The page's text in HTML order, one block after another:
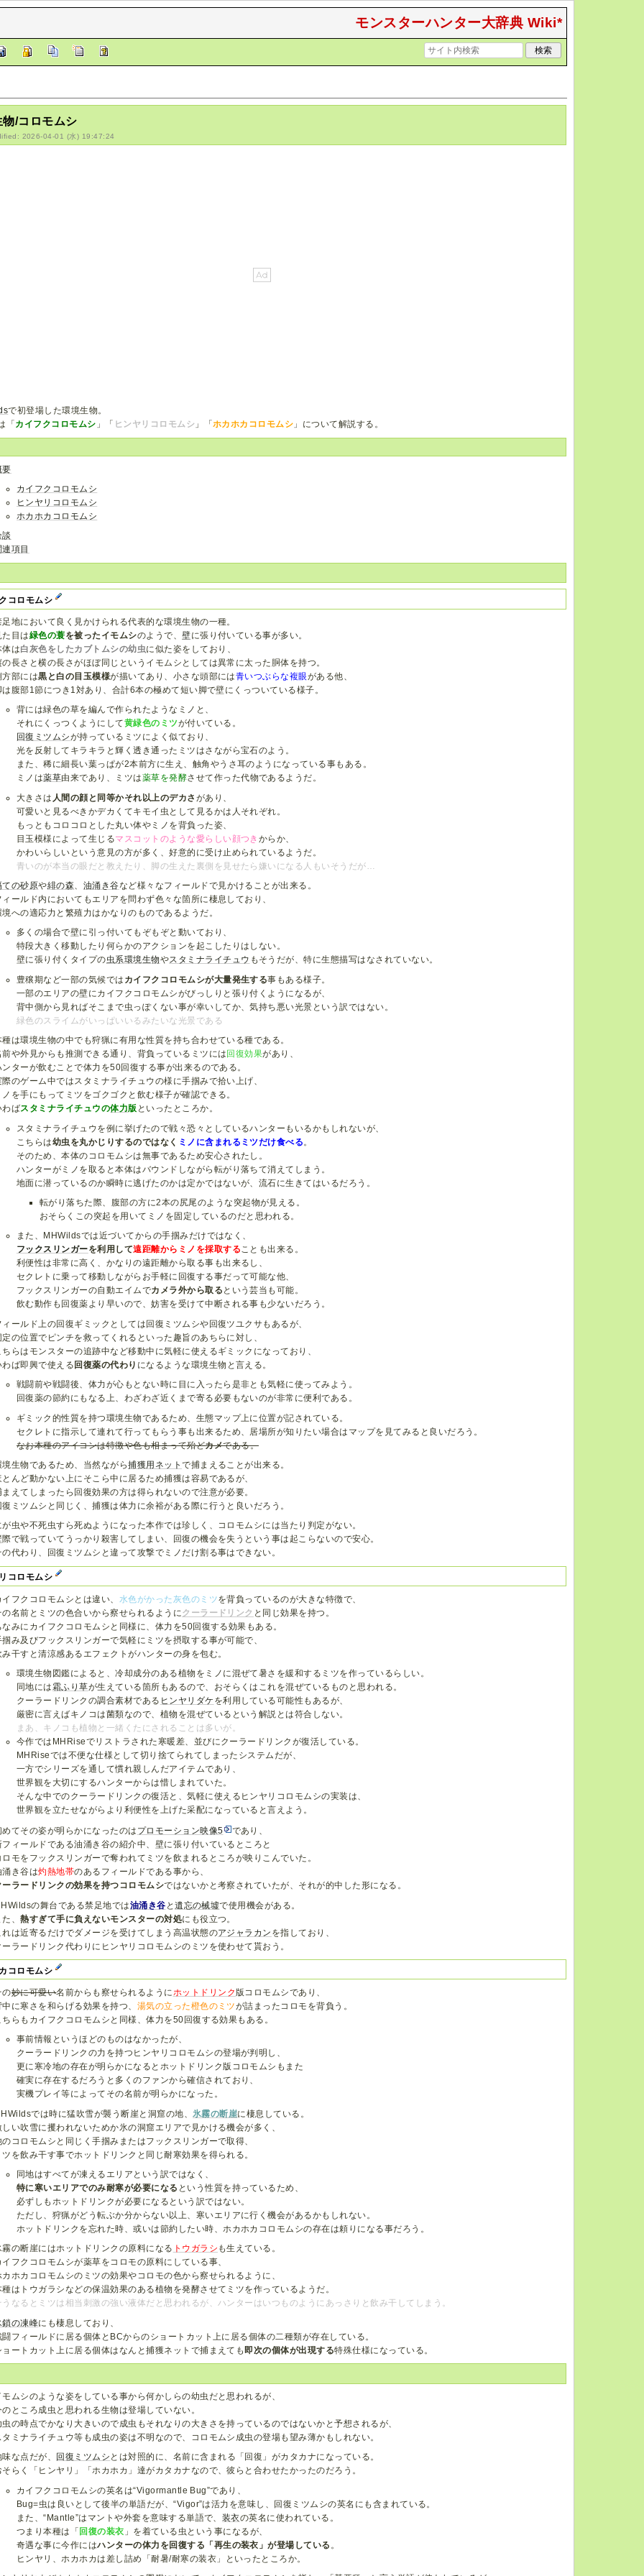
モンスターハンター大辞典 Wiki*
物/コロモムシ
2026-04-01 (水) 19:47:24
で初登場した環境生物。
「 カイフクコロモムシ 」「 ヒンヤリコロモムシ 」「 ホカホカコロモムシ 」について解説する。
要
カイフクコロモムシ
ヒンヤリコロモムシ
ホカホカコロモムシ
談
連項目
コロモムシ
足地において良く見かけられる代表的な環境生物の一種。
た目は緑色の蓑を被ったイモムシのようで、壁に張り付いている事が多い。
体は白灰色をしたカブトムシの幼虫に似た姿をしており、
の長さと横の長さがほぼ同じというイモムシとしては異常に太った胴体を持つ。
方部には黒と白の目玉模様が描いてあり、小さな頭部には青いつぶらな複眼がある他、
は腹部1節につき1対あり、合計6本の極めて短い脚で壁にくっついている様子。
背には緑色の草を編んで作られたようなミノと、
それにくっつくようにして黄緑色のミツが付いている。
回復ミツムシが持っているミツによく似ており、
光を反射してキラキラと輝く透き通ったミツはさながら宝石のよう。
また、稀に細長い葉っぱが2本前方に生え、触角やうさ耳のようになっている事もある。
ミノは薬草由来であり、ミツは薬草を発酵させて作った代物であるようだ。
大きさは 人間の顔と同等かそれ以上のデカさ があり、
可愛いと見るべきかデカくてキモイ虫として見るかは人それぞれ。
もっともコロコロとした丸い体やミノを背負った姿、
目玉模様によって生じるマスコットのような愛らしい顔つき からか、
かわいらしいという意見の方が多く、好意的に受け止められているようだ。
青いのが本当の眼だと教えたり、脚の生えた裏側を見せたら嫌いになる人もいそうだが…
ての砂原や緋の森、 油涌き谷など様々なフィールドで見かけることが出来る。
ィールド内においてもエリアを問わず色々な箇所に棲息しており、
境への適応力と繁殖力はかなりのものであるようだ。
多くの場合で壁に引っ付いてもぞもぞと動いており、
特段大きく移動したり何らかのアクションを起こしたりはしない。
壁に張り付くタイプの虫系環境生物やスタミナライチュウ もそうだが、特に生態描写はなされていない。
豊穣期など一部の気候では カイフクコロモムシが大量発生する事もある様子。
一部のエリアの壁にカイフクコロモムシがびっしりと張り付くようになるが、
背中側から見ればそこまで虫っぽくない事が幸いしてか、気持ち悪い光景という訳ではない。
緑色のスライムがいっぱいいるみたいな光景である
種は環境生物の中でも狩猟に有用な性質を持ち合わせている種である。
前や外見からも推測できる通り、背負っているミツには 回復効果があり、
ンターが飲むことで体力を50回復する事が出来るのである。
際のゲーム中ではスタミナライチュウの様に手掴みで拾い上げ、
ノを手にもってミツをゴクゴクと飲む様子が確認できる。
わばスタミナライチュウの体力版 といったところか。
スタミナライチュウを例に挙げたので戦々恐々としているハンターもいるかもしれないが、
こちらは幼虫を丸かじりするのではなく ミノに含まれるミツだけ食べる 。
そのため、本体のコロモムシは無事であるため安心されたし。
ハンターがミノを取ると本体はバウンドしながら転がり落ちて消えてしまう。
地面に潜っているのか瞬時に逃げたのかは定かではないが、流石に生きてはいるだろう。
転がり落ちた際、腹部の方に2本の尻尾のような突起物が見える。
おそらくこの突起を用いてミノを固定しているのだと思われる。
また、MHWildsでは近づいてからの手掴みだけではなく、
フックスリンガーを利用して遠距離からミノを採取することも出来る。
利便性は非常に高く、かなりの遠距離から取る事も出来るし、
セクレトに乗って移動しながらお手軽に回復する事だって可能な他、
フックスリンガーの自動エイムでカメラ外から取る という芸当も可能。
飲む動作も回復薬より早いので、妨害を受けて中断される事も少ないだろう。
ィールド上の回復ギミックとしては回復ミツムシや回復ツユクサもあるが、
定の位置でピンチを救ってくれるといった趣旨のあちらに対し、
ちらはモンスターの追跡中など移動中に気軽に使えるギミックになっており、
わば即興で使える回復薬の代わり になるような環境生物と言える。
戦闘前や戦闘後、体力が心もとない時に目に入ったら是非とも気軽に使ってみよう。
回復薬の節約にもなる上、わざわざ近くまで寄る必要もないのが非常に便利である。
ギミック的性質を持つ環境生物であるため、生態マップ上に位置が記されている。
セクレトに指示して連れて行ってもらう事も出来るため、居場所が知りたい場合はマップを見てみると良いだろう。
なお本種のアイコンは特徴や色も相まって殆どカメである。
境生物であるため、当然ながら捕獲用ネットで捕まえることが出来る。
とんど動かない上にそこら中に居るため捕獲は容易であるが、
まえてしまったら回復効果の方は得られないので注意が必要。
復ミツムシと同じく、捕獲は体力に余裕がある際に行うと良いだろう。
が虫や不死虫すら死ぬようになった本作では珍しく、コロモムシには当たり判定がない。
際で戦っていてうっかり殺害してしまい、回復の機会を失うという事は起こらないので安心。
の代わり、回復ミツムシと違って攻撃でミノだけ割る事はできない。
コロモムシ
イフクコロモムシとは違い、 水色がかった灰色のミツを背負っているのが大きな特徴で、
の名前とミツの色合いから察せられるようにクーラードリンク と同じ効果を持つ。
なみにカイフクコロモムシと同様に、体力を50回復する効果もある。
掴み及びフックスリンガーで気軽にミツを摂取する事が可能で、
み干すと清涼感あるエフェクトがハンターの身を包む。
環境生物図鑑によると、冷却成分のある植物をミノに混ぜて暑さを緩和するミツを作っているらしい。
同地には霜ふり草が生えている箇所もあるので、おそらくはこれを混ぜているものと思われる。
クーラードリンクの調合素材である ヒンヤリダケ を利用している可能性もあるが、
厳密に言えばキノコは菌類なので、植物を混ぜているという解説とは符合しない。
まあ、キノコも植物と一緒くたにされることは多いが。
今作ではMHRiseでリストラされた寒暖差、並びにクーラードリンクが復活している。
MHRiseでは不便な仕様として切り捨てられてしまったシステムだが、
一方でシリーズを通して慣れ親しんだアイテムであり、
世界観を大切にするハンターからは惜しまれていた。
そんな中でのクーラードリンクの復活と、気軽に使えるヒンヤリコロモムシの実装は、
世界観を立たせながらより利便性を上げた采配になっていると言えよう。
めてその姿が明らかになったのは プロモーション映像5
であり、
フィールドである油涌き谷の紹介中、壁に張り付いているところと
ロモをフックスリンガーで奪われてミツを飲まれるところが映りこんでいた。
涌き谷は灼熱地帯のあるフィールドである事から、
ーラードリンクの効果を持つコロモムシではないかと考察されていたが、それが的中した形になる。
の舞台である禁足地では油涌き谷 と遺忘の械墟で使用機会がある。
た、熱すぎて手に負えないモンスターの対処にも役立つ。
れは近寄るだけでダメージを受けてしまう高温状態のアジャラカン を指しており、
ーラードリンク代わりにヒンヤリコロモムシのミツを使わせて貰おう。
コロモムシ
の妙に可愛い名前からも察せられるようにホットドリンク版コロモムシであり、
中に寒さを和らげる効果を持つ、 湯気の立った橙色のミツが詰まったコロモを背負う。
ちらもカイフクコロモムシと同様、体力を50回復する効果もある。
事前情報というほどのものはなかったが、
クーラードリンクの力を持つヒンヤリコロモムシの登場が判明し、
更に寒冷地の存在が明らかになるとホットドリンク版コロモムシもまた
確実に存在するだろうと多くのファンから確信されており、
実機プレイ等によってその名前が明らかになった。
では時に猛吹雪が襲う断崖と洞窟の地、 氷霧の断崖に棲息している。
しい吹雪に攫われないためか氷の洞窟エリアで見かける機会が多く、
のコロモムシと同じく手掴みまたはフックスリンガーで取得、
ツを飲み干す事でホットドリンクと同じ耐寒効果を得られる。
同地はすべてが凍えるエリアという訳ではなく、
特に寒いエリアでのみ耐寒が必要になる という性質を持っているため、
必ずしもホットドリンクが必要になるという訳ではない。
ただし、狩猟がどう転ぶか分からない以上、寒いエリアに行く機会があるかもしれない。
ホットドリンクを忘れた時、或いは節約したい時、ホカホカコロモムシの存在は頼りになる事だろう。
霧の断崖にはホットドリンクの原料になる トウガラシ も生えている。
イフクコロモムシが薬草をコロモの原料にしている事、
カホカコロモムシのミツの効果やコロモの色から察せられるように、
種はトウガラシなどの保温効果のある植物を発酵させてミツを作っているようだ。
うなるとミツは相当刺激の強い液体だと思われるが、ハンターはいつものようにあっさりと飲み干してしまう。
鎖の凍峰にも棲息しており、
闘フィールドに居る個体とBCからのショートカット上に居る個体の二種類が存在している。
ョートカット上に居る個体はなんと捕獲ネットで捕まえても即次の個体が出現する特殊仕様になっている。
モムシのような姿をしている事から何かしらの幼虫だと思われるが、
のところ成虫と思われる生物は登場していない。
虫の時点でかなり大きいので成虫もそれなりの大きさを持っているのではないかと予想されるが、
タミナライチュウ等も成虫の姿は不明なので、コロモムシ成虫の登場も望み薄かもしれない。
味な点だが、
回復ミツムシ とは対照的に、名前に含まれる「回復」がカタカナになっている。
そらく「ヒンヤリ」「ホカホカ」達がカタカナなので、彼らと合わせたかったのだろう。
カイフクコロモムシの英名は“Vigormantle Bug”であり、
Bug=虫は良いとして後半の単語だが、“Vigor”は活力を意味し、回復ミツムシの英名にも含まれている。
また、“Mantle”はマントや外套を意味する単語で、 装衣の英名に使われている。
つまり本種は「回復の装衣 」を着ている虫という事になるが、
奇遇な事に今作にはハンターの体力を回復する「再生の装衣」が登場している 。
ヒンヤリ、ホカホカは差し詰め「耐暑/耐寒の装衣」といったところか。